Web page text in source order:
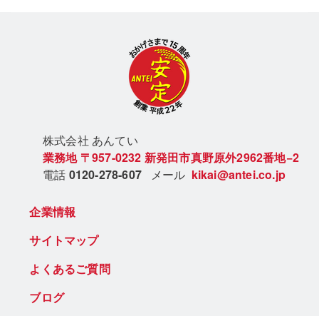
株式会社 あんてい
業務地 〒957-0232 新発田市真野原外2962番地−2
電話 0120-278-607 メール kikai@antei.co.jp
企業情報
サイトマップ
よくあるご質問
ブログ